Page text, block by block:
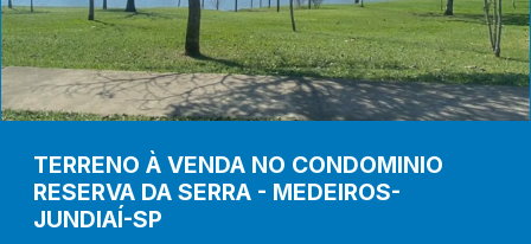
TERRENO À VENDA NO CONDOMINIO
RESERVA DA SERRA - MEDEIROS-
JUNDIAÍ-SP